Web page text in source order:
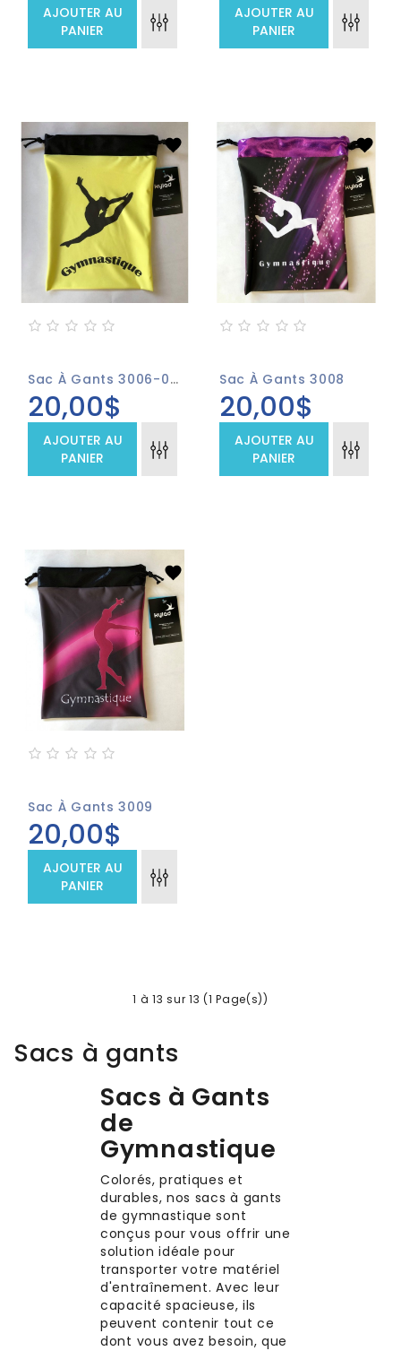
AJOUTER AU
PANIER
AJOUTER AU
PANIER
Sac À Gants 3006-07 Jaune
20,00$
AJOUTER AU
PANIER
Sac À Gants 3008
20,00$
AJOUTER AU
PANIER
Sac À Gants 3009
20,00$
AJOUTER AU
PANIER
1 à 13 sur 13 (1 Page(s))
Sacs à gants
Sacs à Gants
de
Gymnastique
Colorés, pratiques et
durables, nos sacs à gants
de gymnastique sont
conçus pour vous offrir une
solution idéale pour
transporter votre matériel
d'entraînement. Avec leur
capacité spacieuse, ils
peuvent contenir tout ce
dont vous avez besoin, que